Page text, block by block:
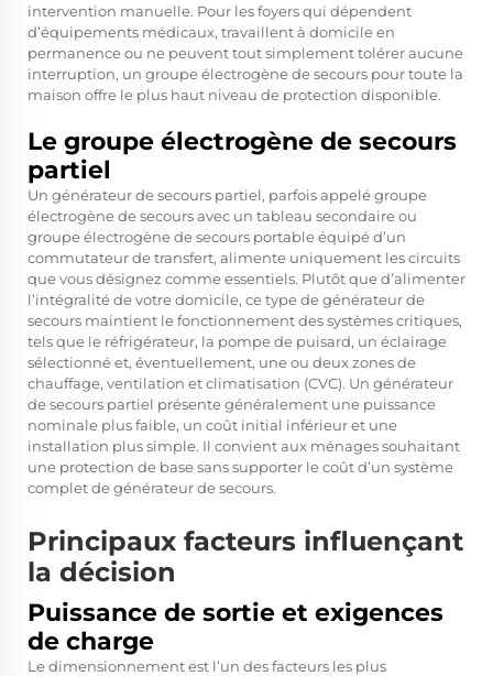
intervention manuelle. Pour les foyers qui dépendent
d’équipements médicaux, travaillent à domicile en
permanence ou ne peuvent tout simplement tolérer aucune
interruption, un groupe électrogène de secours pour toute la
maison offre le plus haut niveau de protection disponible.
Le groupe électrogène de secours
partiel
Un générateur de secours partiel, parfois appelé groupe
électrogène de secours avec un tableau secondaire ou
groupe électrogène de secours portable équipé d’un
commutateur de transfert, alimente uniquement les circuits
que vous désignez comme essentiels. Plutôt que d’alimenter
l’intégralité de votre domicile, ce type de générateur de
secours maintient le fonctionnement des systèmes critiques,
tels que le réfrigérateur, la pompe de puisard, un éclairage
sélectionné et, éventuellement, une ou deux zones de
chauffage, ventilation et climatisation (CVC). Un générateur
de secours partiel présente généralement une puissance
nominale plus faible, un coût initial inférieur et une
installation plus simple. Il convient aux ménages souhaitant
une protection de base sans supporter le coût d’un système
complet de générateur de secours.
Principaux facteurs influençant
la décision
Puissance de sortie et exigences
de charge
Le dimensionnement est l’un des facteurs les plus